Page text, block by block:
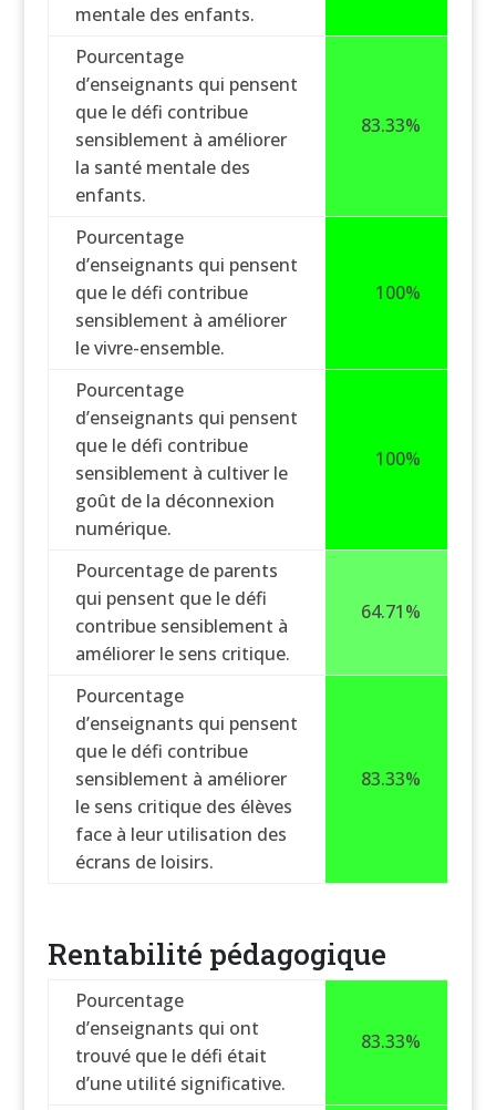
mentale des enfants.
Pourcentage
d’enseignants qui pensent
que le défi contribue
sensiblement à améliorer
la santé mentale des
enfants.
83.33%
Pourcentage
d’enseignants qui pensent
que le défi contribue
sensiblement à améliorer
le vivre-ensemble.
100%
Pourcentage
d’enseignants qui pensent
que le défi contribue
sensiblement à cultiver le
goût de la déconnexion
numérique.
100%
Pourcentage de parents
qui pensent que le défi
contribue sensiblement à
améliorer le sens critique.
64.71%
Pourcentage
d’enseignants qui pensent
que le défi contribue
sensiblement à améliorer
le sens critique des élèves
face à leur utilisation des
écrans de loisirs.
83.33%
Rentabilité pédagogique
Pourcentage
d’enseignants qui ont
trouvé que le défi était
d’une utilité significative.
83.33%